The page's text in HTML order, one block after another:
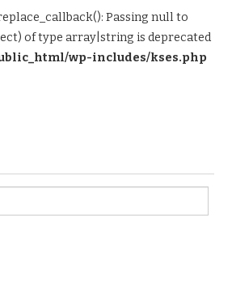
Passing null to
of type array|string is deprecated
wp-includes/kses.php